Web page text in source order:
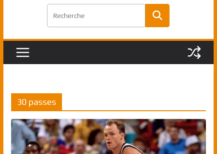
Antetokounmpo triomphent, le Greek
match à plus de 40 points en NBA, le
30 passes